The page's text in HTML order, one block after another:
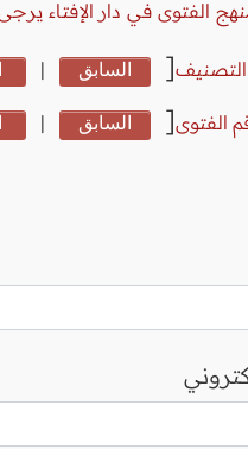
الفتوى في دار الإفتاء
[ السابق |
الفتوى[ السابق |